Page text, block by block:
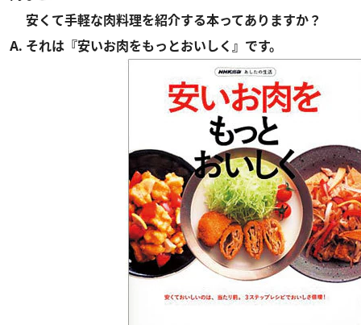
安くて手軽な肉料理を紹介する本ってありますか？
A. それは『安いお肉をもっとおいしく』です。